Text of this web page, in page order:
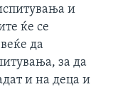
и
ќе се
да
за да
и на деца и